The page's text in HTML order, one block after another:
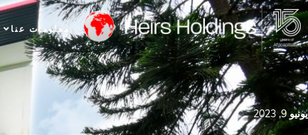
معلومات عنا
يونيو 9, 2023